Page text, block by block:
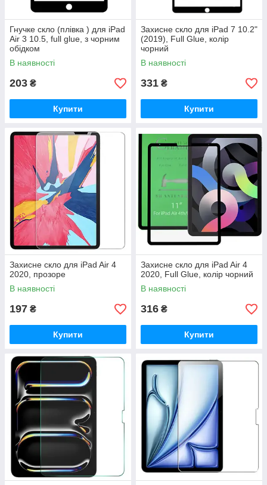
Гнучке скло (плівка ) для iPad
Air 3 10.5, full glue, з чорним
обідком
В наявності
203 ₴
Купити
Захисне скло для iPad 7 10.2"
(2019), Full Glue, колір
чорний
В наявності
331 ₴
Купити
Захисне скло для iPad Air 4
2020, прозоре
В наявності
197 ₴
Купити
Захисне скло для iPad Air 4
2020, Full Glue, колір чорний
В наявності
316 ₴
Купити